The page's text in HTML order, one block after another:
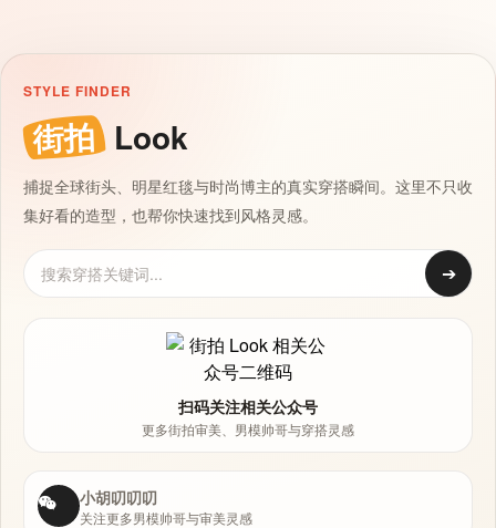
STYLE FINDER
街拍 Look
捕捉全球街头、明星红毯与时尚博主的真实穿搭瞬间。这里不只收
集好看的造型，也帮你快速找到风格灵感。
➔
扫码关注相关公众号
更多街拍审美、男模帅哥与穿搭灵感
小胡叨叨叨
关注更多男模帅哥与审美灵感